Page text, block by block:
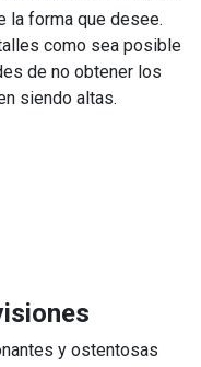
la forma que desee.
como sea posible
de no obtener los
siendo altas.
y ostentosas